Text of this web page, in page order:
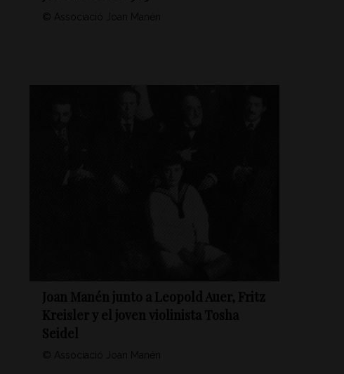
© Associació Joan Manén
Joan Manén junto a Leopold Auer, Fritz
Kreisler y el joven violinista Tosha
Seidel
© Associació Joan Manén